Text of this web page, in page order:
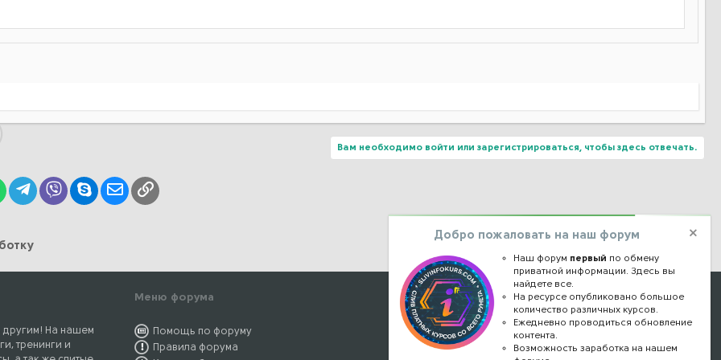
Вам необходимо войти или зарегистрироваться, чтобы здесь отвечать.
WhatsAppTelegram
Viber SkypeЭлектронная почта
Ссылка
На нашем
тренинги и
Меню форума
Помощь по форуму
Правила форума
Наши контакты
kursstore@mail.ru
Обратная связь
Добро пожаловать на наш форум
Наш форум первый по обмену
приватной информации. Здесь вы
найдете все.
На ресурсе опубликовано большое
количество различных курсов.
Ежедневно проводиться обновление
контента.
Возможность заработка на нашем